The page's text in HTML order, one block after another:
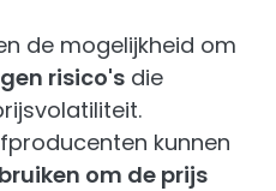
de mogelijkheid om
risico's die
kunnen
om de prijs